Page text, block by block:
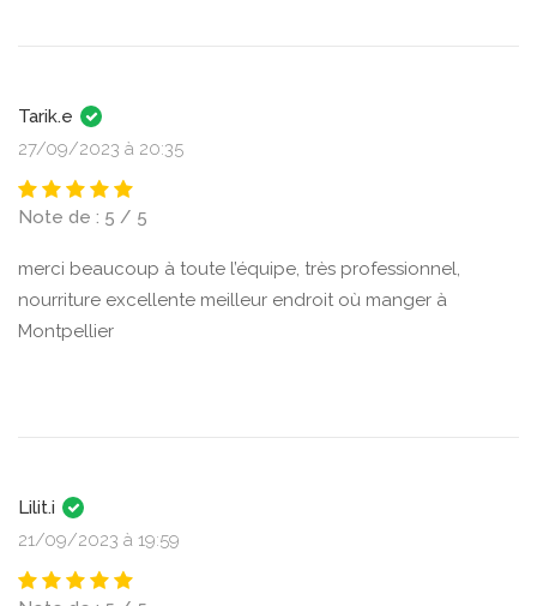
Tarik.e
27/09/2023 à 20:35
Note de : 5 / 5
merci beaucoup à toute l’équipe, très professionnel,
nourriture excellente meilleur endroit où manger à
Montpellier
Lilit.i
21/09/2023 à 19:59